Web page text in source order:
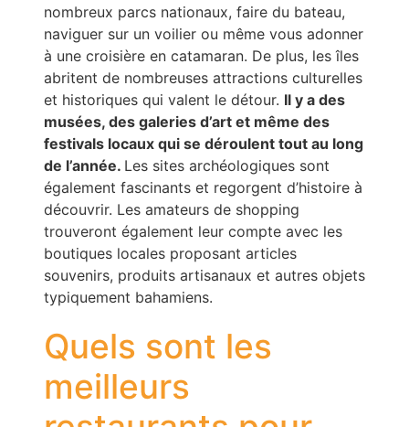
nombreux parcs nationaux, faire du bateau,
naviguer sur un voilier ou même vous adonner
à une croisière en catamaran. De plus, les îles
abritent de nombreuses attractions culturelles
et historiques qui valent le détour. Il y a des
musées, des galeries d’art et même des
festivals locaux qui se déroulent tout au long
de l’année. Les sites archéologiques sont
également fascinants et regorgent d’histoire à
découvrir. Les amateurs de shopping
trouveront également leur compte avec les
boutiques locales proposant articles
souvenirs, produits artisanaux et autres objets
typiquement bahamiens.
Quels sont les
meilleurs